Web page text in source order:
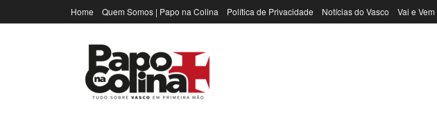
Home Quem Somos | Papo na Colina Política de Privacidade Notícias do Vasco Vai e